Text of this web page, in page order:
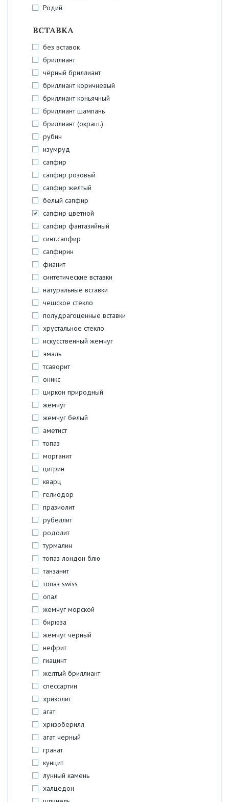
Родий
ВСТАВКА
без вставок
бриллиант
чёрный бриллиант
бриллиант коричневый
бриллиант коньячный
бриллиант шампань
бриллиант (окраш.)
рубин
изумруд
сапфир
сапфир розовый
сапфир желтый
белый сапфир
сапфир цветной
сапфир фантазийный
синт.сапфир
сапфирин
фианит
синтетические вставки
натуральные вставки
чешское стекло
полудрагоценные вставки
хрустальное стекло
искусственный жемчуг
эмаль
тсаворит
оникс
циркон природный
жемчуг
жемчуг белый
аметист
топаз
морганит
цитрин
кварц
гелиодор
празиолит
рубеллит
родолит
турмалин
топаз лондон блю
танзанит
топаз swiss
опал
жемчуг морской
бирюза
жемчуг черный
нефрит
гиацинт
желтый бриллиант
спессартин
хризолит
агат
хризоберилл
агат черный
гранат
кунцит
лунный камень
халцедон